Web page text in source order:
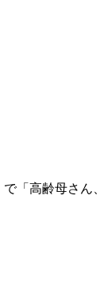
「高齢母さ